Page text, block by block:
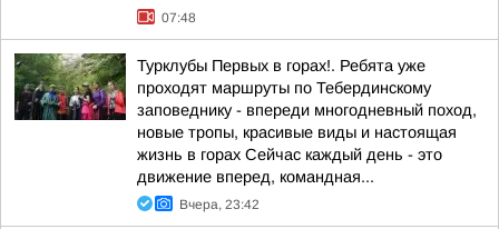
07:48
Турклубы Первых в горах!. Ребята уже
проходят маршруты по Тебердинскому
заповеднику - впереди многодневный поход,
новые тропы, красивые виды и настоящая
жизнь в горах Сейчас каждый день - это
движение вперед, командная...
Вчера, 23:42